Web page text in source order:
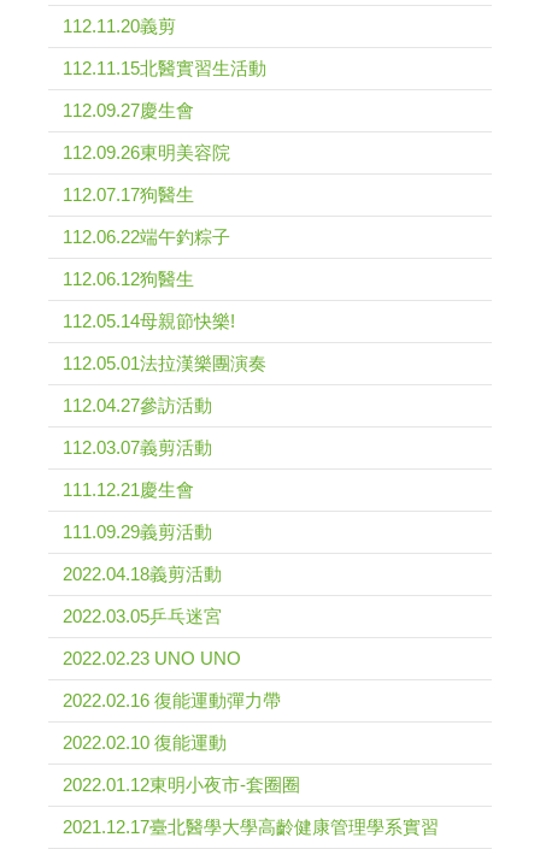
112.11.20義剪
112.11.15北醫實習生活動
112.09.27慶生會
112.09.26東明美容院
112.07.17狗醫生
112.06.22端午釣粽子
112.06.12狗醫生
112.05.14母親節快樂!
112.05.01法拉漢樂團演奏
112.04.27參訪活動
112.03.07義剪活動
111.12.21慶生會
111.09.29義剪活動
2022.04.18義剪活動
2022.03.05乒乓迷宮
2022.02.23 UNO UNO
2022.02.16 復能運動彈力帶
2022.02.10 復能運動
2022.01.12東明小夜市-套圈圈
2021.12.17臺北醫學大學高齡健康管理學系實習